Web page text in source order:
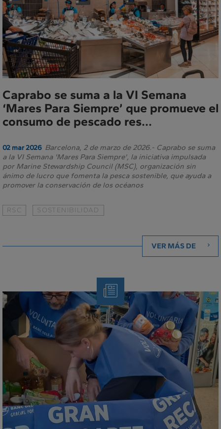
Caprabo se suma a la VI Semana
‘Mares Para Siempre’ que promueve el
consumo de pescado res...
02 mar 2026 Barcelona, 2 de marzo de 2026.- Caprabo se suma
a la VI Semana 'Mares Para Siempre', la iniciativa impulsada
por Marine Stewardship Council (MSC), organización sin
ánimo de lucro que fomenta la pesca sostenible, que ayuda a
promover la conservación de los océanos
RSC SOSTENIBILIDAD
VER MÁS DE
Nota
de
Prensa